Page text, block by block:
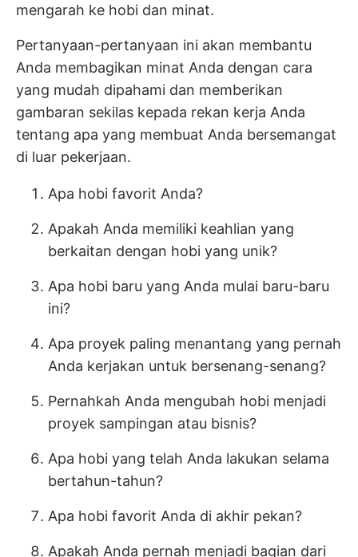
mengarah ke hobi dan minat.
Pertanyaan-pertanyaan ini akan membantu
Anda membagikan minat Anda dengan cara
yang mudah dipahami dan memberikan
gambaran sekilas kepada rekan kerja Anda
tentang apa yang membuat Anda bersemangat
di luar pekerjaan.
Apa hobi favorit Anda?
Apakah Anda memiliki keahlian yang
berkaitan dengan hobi yang unik?
Apa hobi baru yang Anda mulai baru-baru
ini?
Apa proyek paling menantang yang pernah
Anda kerjakan untuk bersenang-senang?
Pernahkah Anda mengubah hobi menjadi
proyek sampingan atau bisnis?
Apa hobi yang telah Anda lakukan selama
bertahun-tahun?
Apa hobi favorit Anda di akhir pekan?
Apakah Anda pernah menjadi bagian dari